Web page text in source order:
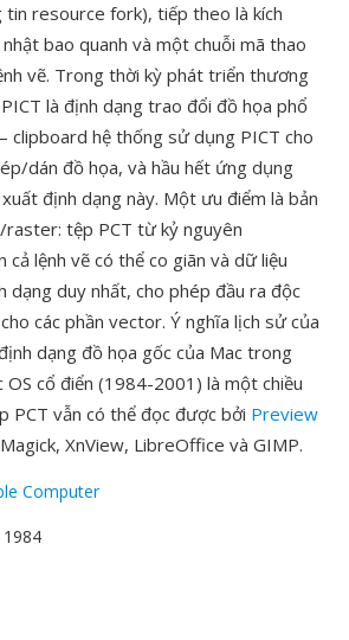
tin resource fork), tiếp theo là kích
bao quanh và một chuỗi mã thao
vẽ. Trong thời kỳ phát triển thương
là định dạng trao đổi đồ họa phổ
clipboard hệ thống sử dụng PICT cho
dán đồ họa, và hầu hết ứng dụng
định dạng này. Một ưu điểm là bản
tệp PCT từ kỷ nguyên
cả lệnh vẽ có thể co giãn và dữ liệu
duy nhất, cho phép đầu ra độc
các phần vector. Ý nghĩa lịch sử của
dạng đồ họa gốc của Mac trong
cổ điển (1984-2001) là một chiều
PCT vẫn có thể đọc được bởi Preview
XnView, LibreOffice và GIMP.
Computer
1984